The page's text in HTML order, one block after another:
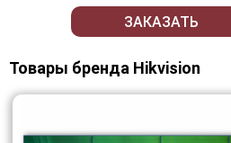
ЗАКАЗАТЬ
Товары бренда Hikvision